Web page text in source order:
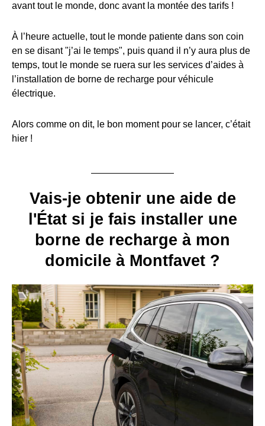
avant tout le monde, donc avant la montée des tarifs !
À l’heure actuelle, tout le monde patiente dans son coin
en se disant "j’ai le temps", puis quand il n’y aura plus de
temps, tout le monde se ruera sur les services d’aides à
l’installation de borne de recharge pour véhicule
électrique.
Alors comme on dit, le bon moment pour se lancer, c’était
hier !
Vais-je obtenir une aide de
l'État si je fais installer une
borne de recharge à mon
domicile à Montfavet ?